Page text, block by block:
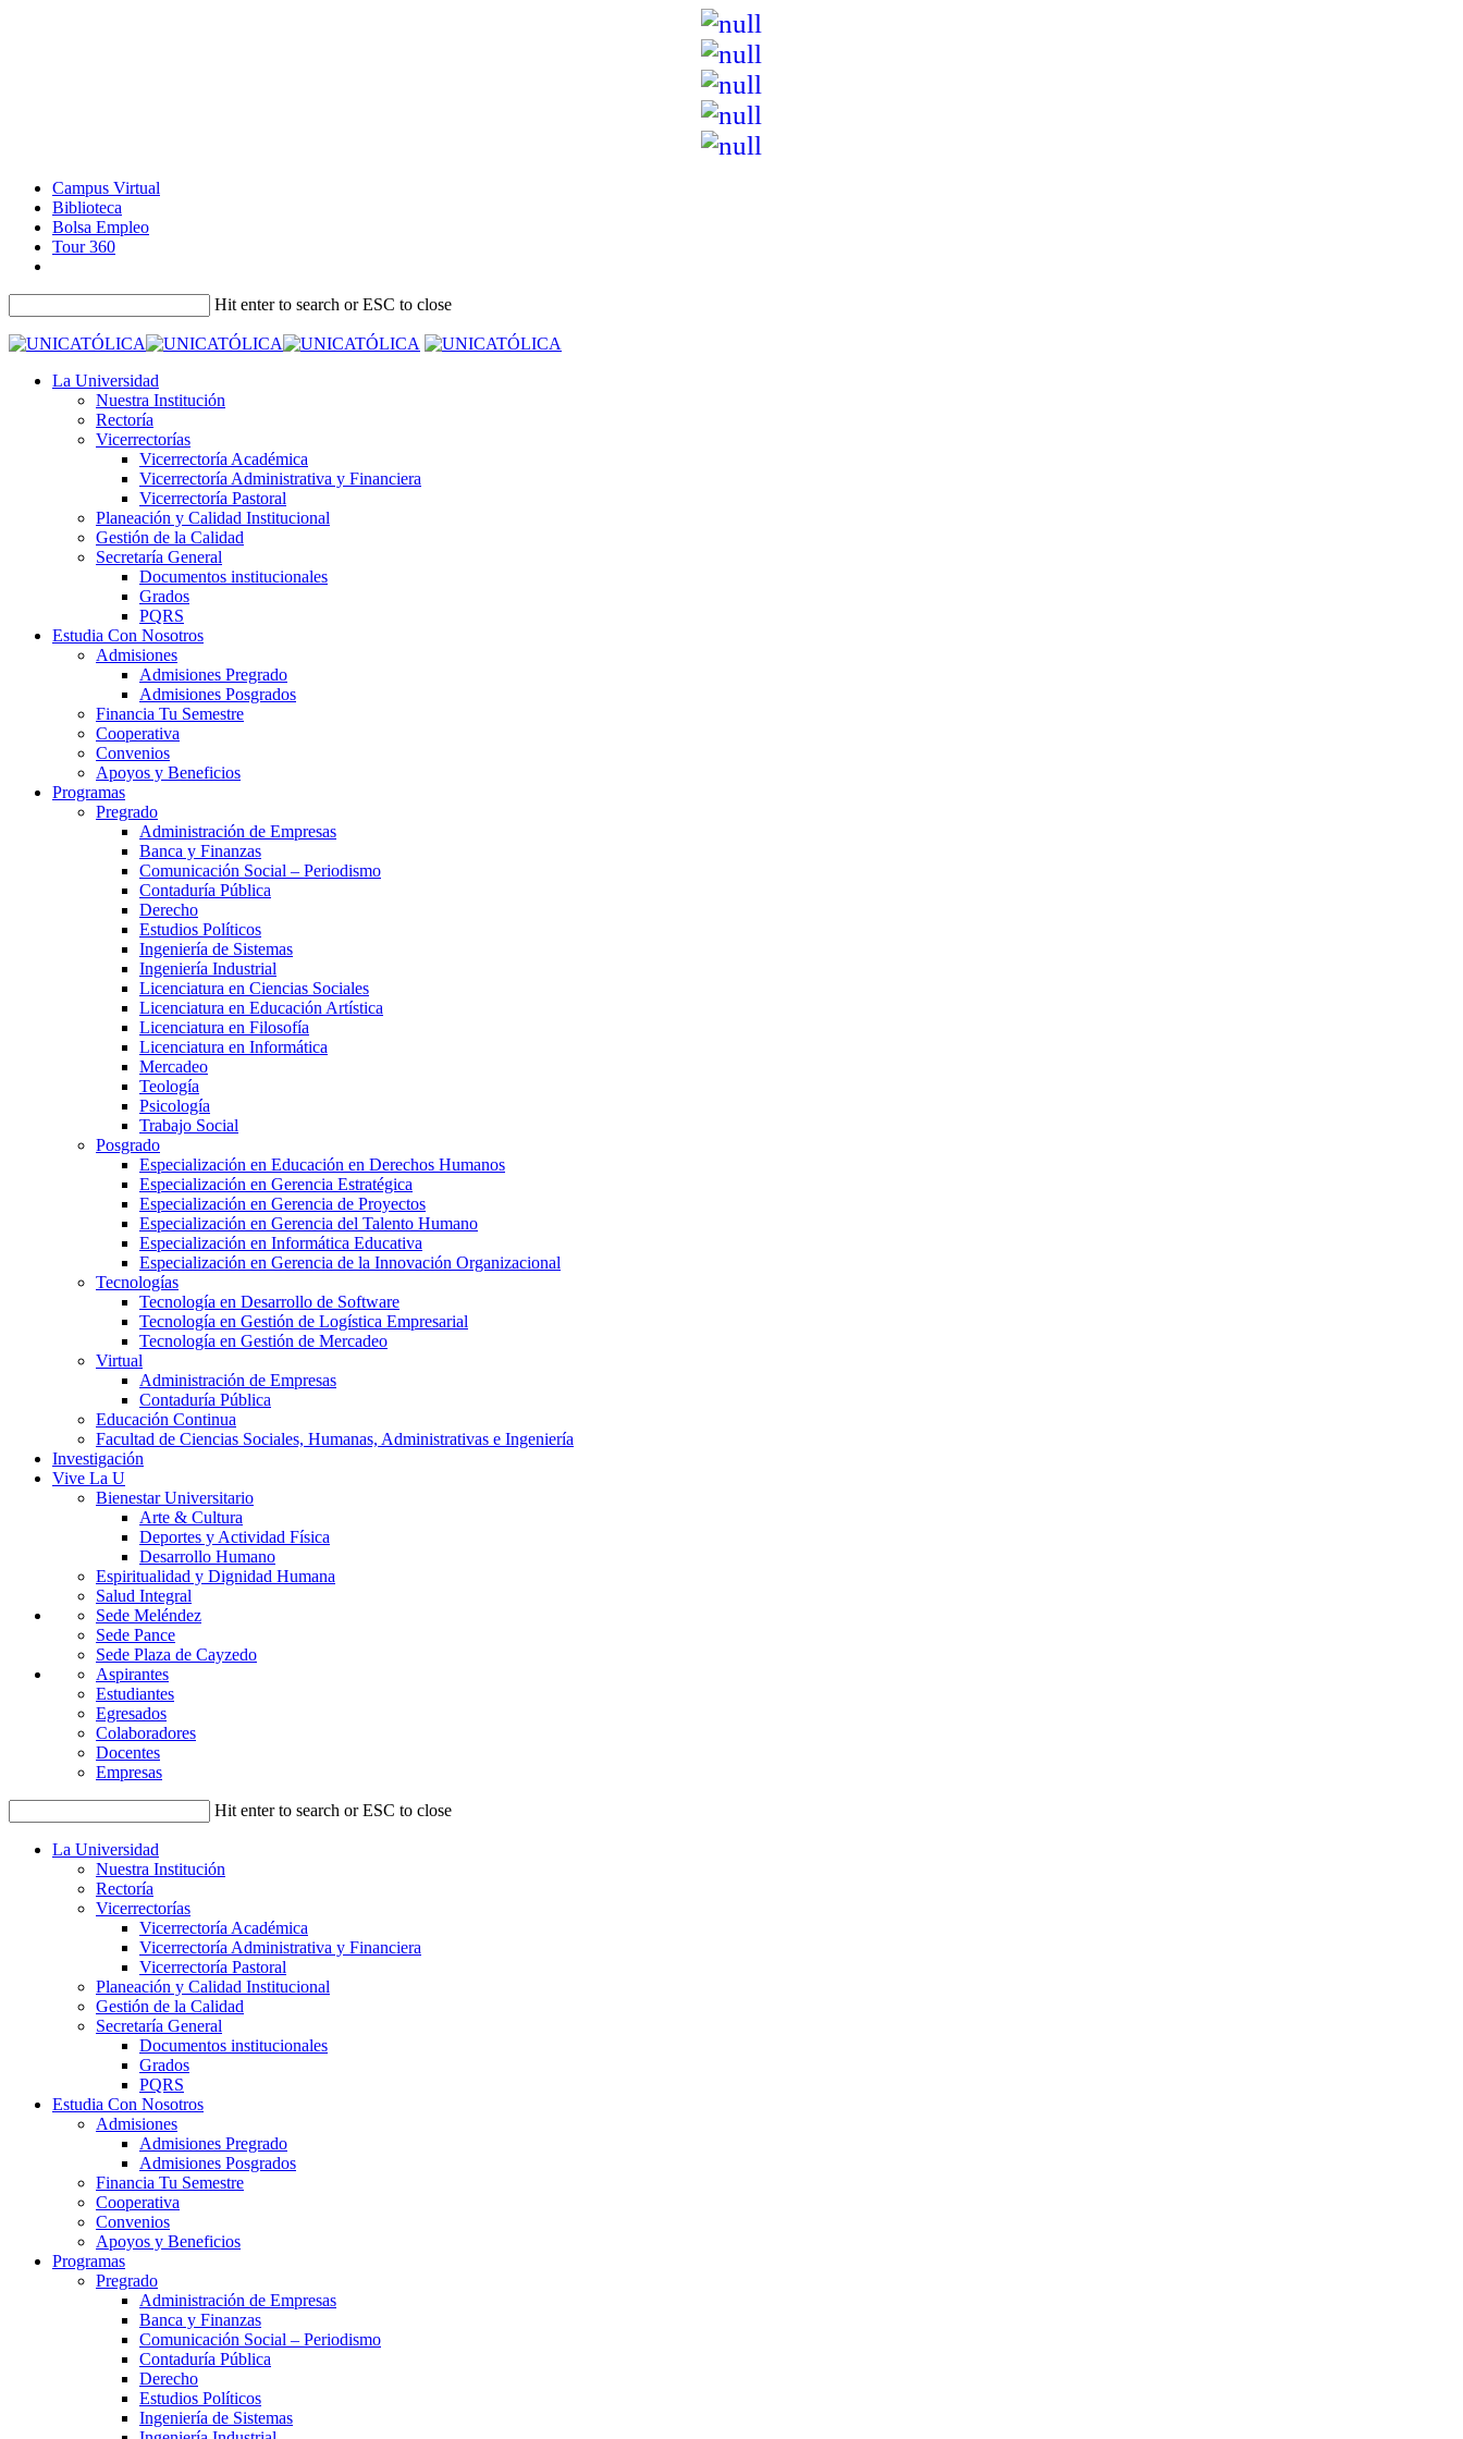
Campus Virtual
Biblioteca
Bolsa Empleo
Tour 360
Hit enter to search or ESC to close
La Universidad
Nuestra Institución
Rectoría
Vicerrectorías
Vicerrectoría Académica
Vicerrectoría Administrativa y Financiera
Vicerrectoría Pastoral
Planeación y Calidad Institucional
Gestión de la Calidad
Secretaría General
Documentos institucionales
Grados
PQRS
Estudia Con Nosotros
Admisiones
Admisiones Pregrado
Admisiones Posgrados
Financia Tu Semestre
Cooperativa
Convenios
Apoyos y Beneficios
Programas
Pregrado
Administración de Empresas
Banca y Finanzas
Comunicación Social – Periodismo
Contaduría Pública
Derecho
Estudios Políticos
Ingeniería de Sistemas
Ingeniería Industrial
Licenciatura en Ciencias Sociales
Licenciatura en Educación Artística
Licenciatura en Filosofía
Licenciatura en Informática
Mercadeo
Teología
Psicología
Trabajo Social
Posgrado
Especialización en Educación en Derechos Humanos
Especialización en Gerencia Estratégica
Especialización en Gerencia de Proyectos
Especialización en Gerencia del Talento Humano
Especialización en Informática Educativa
Especialización en Gerencia de la Innovación Organizacional
Tecnologías
Tecnología en Desarrollo de Software
Tecnología en Gestión de Logística Empresarial
Tecnología en Gestión de Mercadeo
Virtual
Administración de Empresas
Contaduría Pública
Educación Continua
Facultad de Ciencias Sociales, Humanas, Administrativas e Ingeniería
Investigación
Vive La U
Bienestar Universitario
Arte & Cultura
Deportes y Actividad Física
Desarrollo Humano
Espiritualidad y Dignidad Humana
Salud Integral
Sede Meléndez
Sede Pance
Sede Plaza de Cayzedo
Aspirantes
Estudiantes
Egresados
Colaboradores
Docentes
Empresas
Hit enter to search or ESC to close
La Universidad
Nuestra Institución
Rectoría
Vicerrectorías
Vicerrectoría Académica
Vicerrectoría Administrativa y Financiera
Vicerrectoría Pastoral
Planeación y Calidad Institucional
Gestión de la Calidad
Secretaría General
Documentos institucionales
Grados
PQRS
Estudia Con Nosotros
Admisiones
Admisiones Pregrado
Admisiones Posgrados
Financia Tu Semestre
Cooperativa
Convenios
Apoyos y Beneficios
Programas
Pregrado
Administración de Empresas
Banca y Finanzas
Comunicación Social – Periodismo
Contaduría Pública
Derecho
Estudios Políticos
Ingeniería de Sistemas